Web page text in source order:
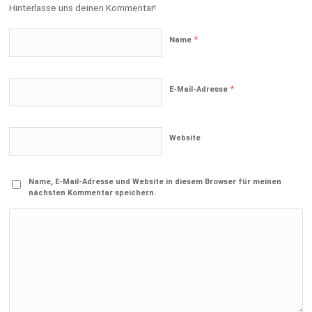
Hinterlasse uns deinen Kommentar!
Name*
E-Mail-Adresse*
Website
Name, E-Mail-Adresse und Website in diesem Browser für meinen
nächsten Kommentar speichern.